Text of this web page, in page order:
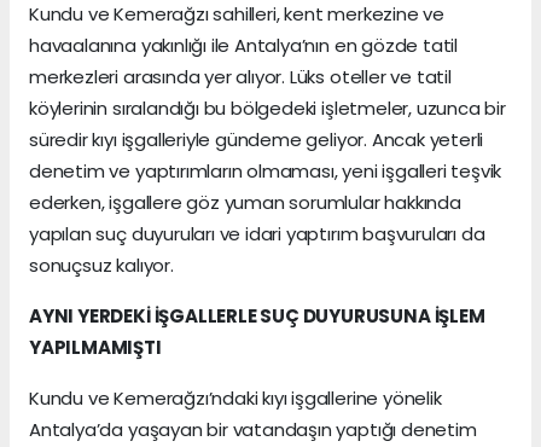
Kundu ve Kemerağzı sahilleri, kent merkezine ve
havaalanına yakınlığı ile Antalya’nın en gözde tatil
merkezleri arasında yer alıyor. Lüks oteller ve tatil
köylerinin sıralandığı bu bölgedeki işletmeler, uzunca bir
süredir kıyı işgalleriyle gündeme geliyor. Ancak yeterli
denetim ve yaptırımların olmaması, yeni işgalleri teşvik
ederken, işgallere göz yuman sorumlular hakkında
yapılan suç duyuruları ve idari yaptırım başvuruları da
sonuçsuz kalıyor.
AYNI YERDEKİ İŞGALLERLE SUÇ DUYURUSUNA İŞLEM
YAPILMAMIŞTI
Kundu ve Kemerağzı’ndaki kıyı işgallerine yönelik
Antalya’da yaşayan bir vatandaşın yaptığı denetim